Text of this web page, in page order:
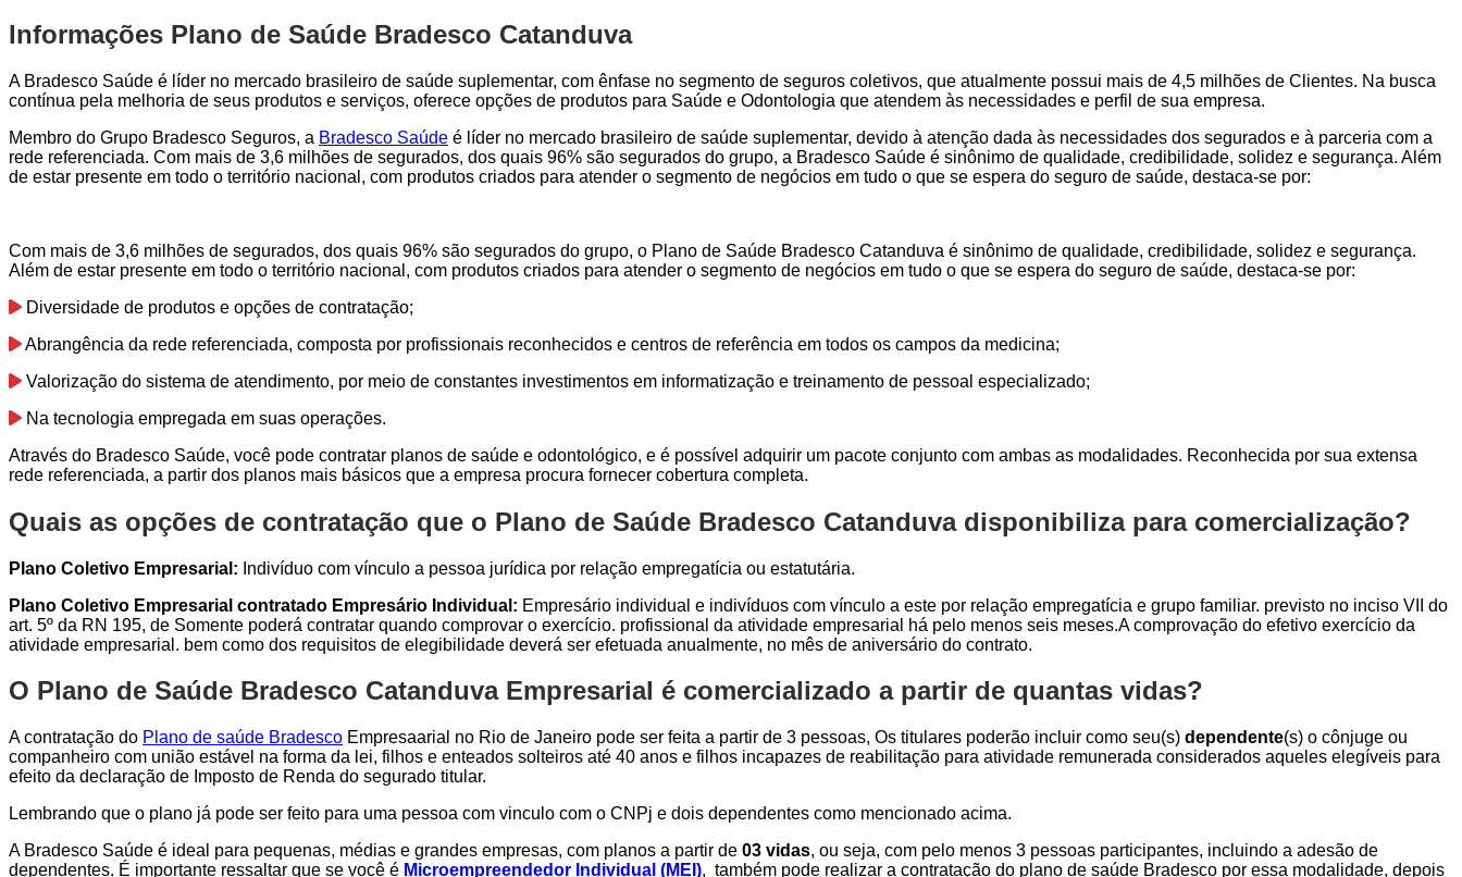
Informações Plano de Saúde Bradesco Catanduva
A Bradesco Saúde é líder no mercado brasileiro de saúde suplementar, com ênfase no segmento de seguros coletivos, que atualmente possui mais de 4,5 milhões de Clientes. Na busca
contínua pela melhoria de seus produtos e serviços, oferece opções de produtos para Saúde e Odontologia que atendem às necessidades e perfil de sua empresa.
Membro do Grupo Bradesco Seguros, a Bradesco Saúde é líder no mercado brasileiro de saúde suplementar, devido à atenção dada às necessidades dos segurados e à parceria com a
rede referenciada. Com mais de 3,6 milhões de segurados, dos quais 96% são segurados do grupo, a Bradesco Saúde é sinônimo de qualidade, credibilidade, solidez e segurança. Além
de estar presente em todo o território nacional, com produtos criados para atender o segmento de negócios em tudo o que se espera do seguro de saúde, destaca-se por:
Com mais de 3,6 milhões de segurados, dos quais 96% são segurados do grupo, o Plano de Saúde Bradesco Catanduva é sinônimo de qualidade, credibilidade, solidez e segurança.
Além de estar presente em todo o território nacional, com produtos criados para atender o segmento de negócios em tudo o que se espera do seguro de saúde, destaca-se por:
Diversidade de produtos e opções de contratação;
Abrangência da rede referenciada, composta por profissionais reconhecidos e centros de referência em todos os campos da medicina;
Valorização do sistema de atendimento, por meio de constantes investimentos em informatização e treinamento de pessoal especializado;
Na tecnologia empregada em suas operações.
Através do Bradesco Saúde, você pode contratar planos de saúde e odontológico, e é possível adquirir um pacote conjunto com ambas as modalidades. Reconhecida por sua extensa
rede referenciada, a partir dos planos mais básicos que a empresa procura fornecer cobertura completa.
Quais as opções de contratação que o Plano de Saúde Bradesco Catanduva disponibiliza para comercialização?
Plano Coletivo Empresarial: Indivíduo com vínculo a pessoa jurídica por relação empregatícia ou estatutária.
Plano Coletivo Empresarial contratado Empresário Individual: Empresário individual e indivíduos com vínculo a este por relação empregatícia e grupo familiar. previsto no inciso VII do
art. 5º da RN 195, de Somente poderá contratar quando comprovar o exercício. profissional da atividade empresarial há pelo menos seis meses.A comprovação do efetivo exercício da
atividade empresarial. bem como dos requisitos de elegibilidade deverá ser efetuada anualmente, no mês de aniversário do contrato.
O Plano de Saúde Bradesco Catanduva Empresarial é comercializado a partir de quantas vidas?
A contratação do Plano de saúde Bradesco Empresaarial no Rio de Janeiro pode ser feita a partir de 3 pessoas, Os titulares poderão incluir como seu(s) dependente(s) o cônjuge ou
companheiro com união estável na forma da lei, filhos e enteados solteiros até 40 anos e filhos incapazes de reabilitação para atividade remunerada considerados aqueles elegíveis para
efeito da declaração de Imposto de Renda do segurado titular.
Lembrando que o plano já pode ser feito para uma pessoa com vinculo com o CNPj e dois dependentes como mencionado acima.
A Bradesco Saúde é ideal para pequenas, médias e grandes empresas, com planos a partir de 03 vidas, ou seja, com pelo menos 3 pessoas participantes, incluindo a adesão de
dependentes. É importante ressaltar que se você é Microempreendedor Individual (MEI), também pode realizar a contratação do plano de saúde Bradesco por essa modalidade, depois